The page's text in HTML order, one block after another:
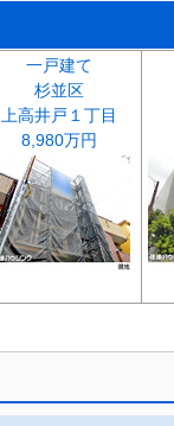
一戸建て
杉並区
上高井戸１丁目
8,980万円